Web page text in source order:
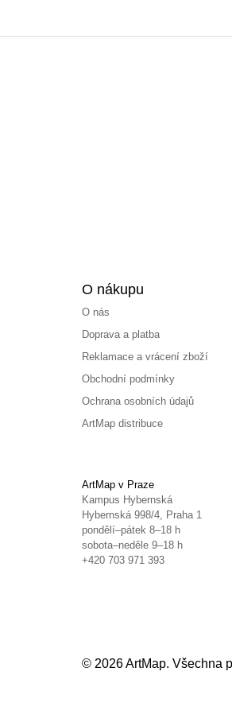
O nákupu
O nás
Doprava a platba
Reklamace a vrácení zboží
Obchodní podmínky
Ochrana osobních údajů
ArtMap distribuce
ArtMap v Praze
Kampus Hybernská
Hybernská 998/4, Praha 1
pondělí–pátek 8–18 h
sobota–neděle 9–18 h
+420 703 971 393
© 2026 ArtMap. Všechna